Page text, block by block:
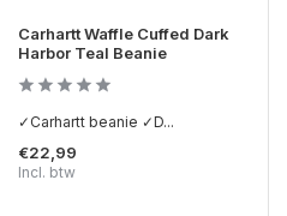
Carhartt Waffle Cuffed Dark
Harbor Teal Beanie
✓Carhartt beanie ✓D...
€22,99
Incl. btw